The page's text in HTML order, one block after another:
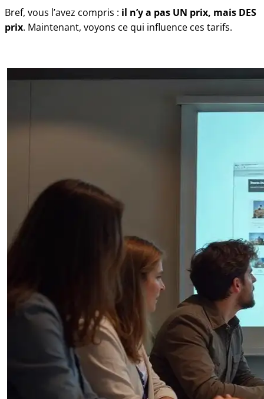
Bref, vous l’avez compris : il n’y a pas UN prix, mais DES
prix. Maintenant, voyons ce qui influence ces tarifs.